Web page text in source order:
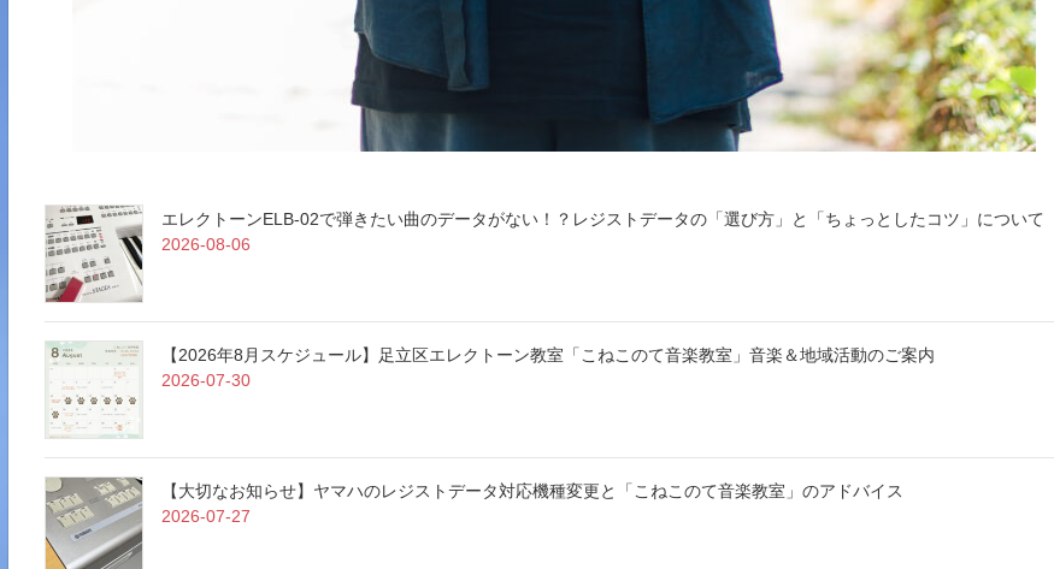
エレクトーンELB-02で弾きたい曲のデータがない！？レジストデータの「選び方」と「ちょっとしたコツ」について
2026-08-06
【2026年8月スケジュール】足立区エレクトーン教室「こねこのて音楽教室」音楽＆地域活動のご案内
2026-07-30
【大切なお知らせ】ヤマハのレジストデータ対応機種変更と「こねこのて音楽教室」のアドバイス
2026-07-27